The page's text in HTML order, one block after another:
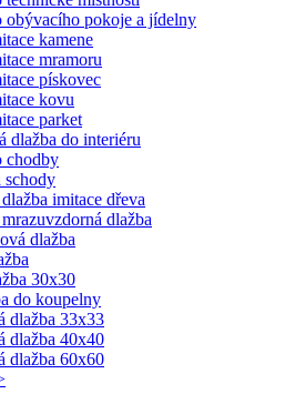
obývacího pokoje a jídelny
kamene
mramoru
pískovec
kovu
parket
dlažba do interiéru
chodby
schody
imitace dřeva
dlažba
dlažba
30x30
do koupelny
dlažba 33x33
dlažba 40x40
dlažba 60x60